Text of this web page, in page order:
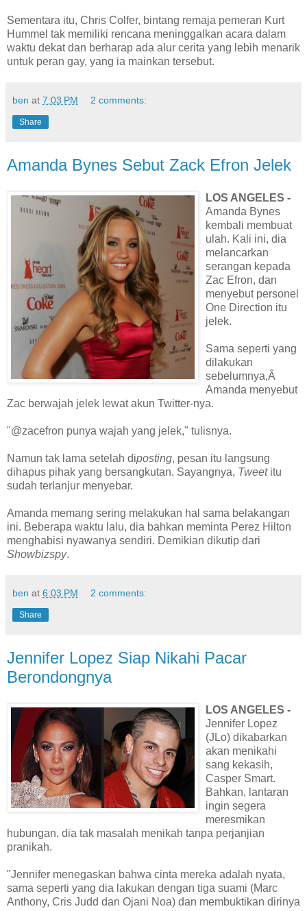
Sementara itu, Chris Colfer, bintang remaja pemeran Kurt
Hummel tak memiliki rencana meninggalkan acara dalam
waktu dekat dan berharap ada alur cerita yang lebih menarik
untuk peran gay, yang ia mainkan tersebut.
ben at 7:03 PM 2 comments:
Share
Amanda Bynes Sebut Zack Efron Jelek
LOS ANGELES -
Amanda Bynes
kembali membuat
ulah. Kali ini, dia
melancarkan
serangan kepada
Zac Efron, dan
menyebut personel
One Direction itu
jelek.
Sama seperti yang
dilakukan
sebelumnya,Â
Amanda menyebut
Zac berwajah jelek lewat akun Twitter-nya.
"@zacefron punya wajah yang jelek," tulisnya.
Namun tak lama setelah diposting, pesan itu langsung
dihapus pihak yang bersangkutan. Sayangnya, Tweet itu
sudah terlanjur menyebar.
Amanda memang sering melakukan hal sama belakangan
ini. Beberapa waktu lalu, dia bahkan meminta Perez Hilton
menghabisi nyawanya sendiri. Demikian dikutip dari
Showbizspy.
ben at 6:03 PM 2 comments:
Share
Jennifer Lopez Siap Nikahi Pacar
Berondongnya
LOS ANGELES -
Jennifer Lopez
(JLo) dikabarkan
akan menikahi
sang kekasih,
Casper Smart.
Bahkan, lantaran
ingin segera
meresmikan
hubungan, dia tak masalah menikah tanpa perjanjian
pranikah.
"Jennifer menegaskan bahwa cinta mereka adalah nyata,
sama seperti yang dia lakukan dengan tiga suami (Marc
Anthony, Cris Judd dan Ojani Noa) dan membuktikan dirinya